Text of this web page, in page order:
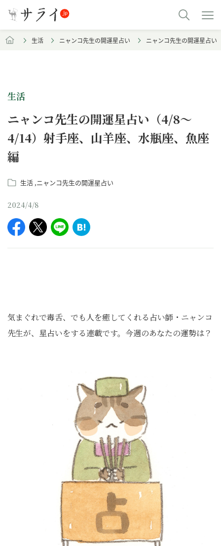
生活 ニャンコ先生の開運星占い ニャンコ先生の開運星占
生活
ニャンコ先生の開運星占い（4/8～
4/14）射手座、山羊座、水瓶座、魚座
編
生活 ニャンコ先生の開運星占い
2024/4/8
気まぐれで毒舌、でも人を癒してくれる占い師・ニャンコ
先生が、星占いをする連載です。今週のあなたの運勢は？